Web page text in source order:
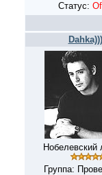
Статус:
Нобелевский
Группа: